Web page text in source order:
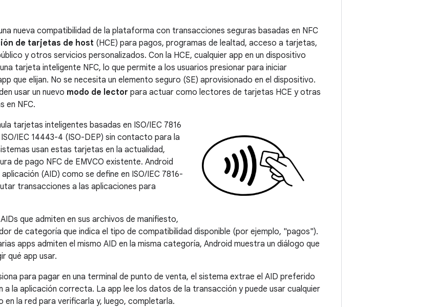
nueva compatibilidad de la plataforma con transacciones seguras basadas en NFC
de tarjetas de host (HCE) para pagos, programas de lealtad, acceso a tarjetas,
y otros servicios personalizados. Con la HCE, cualquier app en un dispositivo
tarjeta inteligente NFC, lo que permite a los usuarios presionar para iniciar
que elijan. No se necesita un elemento seguro (SE) aprovisionado en el dispositivo.
usar un nuevo modo de lector para actuar como lectores de tarjetas HCE y otras
en NFC.
tarjetas inteligentes basadas en ISO/IEC 7816
IEC 14443-4 (ISO-DEP) sin contacto para la
usan estas tarjetas en la actualidad,
de pago NFC de EMVCO existente. Android
(AID) como se define en ISO/IEC 7816-
transacciones a las aplicaciones para
que admiten en sus archivos de manifiesto,
de categoría que indica el tipo de compatibilidad disponible (por ejemplo, "pagos").
apps admiten el mismo AID en la misma categoría, Android muestra un diálogo que
qué app usar.
para pagar en una terminal de punto de venta, el sistema extrae el AID preferido
a la aplicación correcta. La app lee los datos de la transacción y puede usar cualquier
en la red para verificarla y, luego, completarla.